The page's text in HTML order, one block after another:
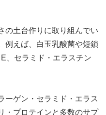
の土台作りに取り組んでい
例えば、白玉乳酸菌や短鎖
、セラミド・エラスチン
ーゲン・セラミド・エラス
・プロテインと多数のサプ